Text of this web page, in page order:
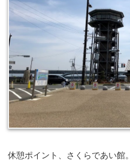
休憩ポイント、さくらであい館。